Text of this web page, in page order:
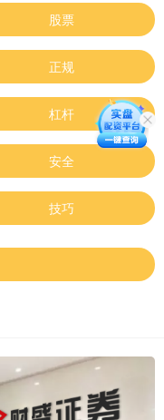
股票
正规
杠杆
安全
技巧